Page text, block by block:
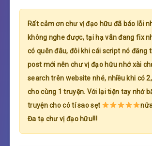
Rất cảm ơn chư vị đạo hữu đã báo lỗi
không nghe được, tại hạ vẫn đang fix
có quên đâu, đôi khi cái script nó đăng
post mới nên chư vị đạo hữu nhớ xài
search trên website nhé, nhiều khi có
cho cùng 1 truyện. Với lại tiện tay nhớ
truyện cho có tí sao sẹt
Đa tạ chư vị đạo hữu!!!